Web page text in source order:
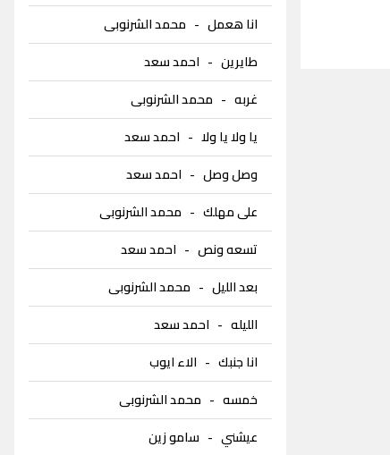
انا هعمل- محمد الشرنوبى
طايرين- احمد سعد
غربه- محمد الشرنوبى
يا ولا يا ولا- احمد سعد
وصل وصل- احمد سعد
على مهلك- محمد الشرنوبى
تسعه ونص- احمد سعد
بعد الليل- محمد الشرنوبى
الليله- احمد سعد
انا جنبك- الاء ايوب
خمسه- محمد الشرنوبى
عيشني- سامو زين